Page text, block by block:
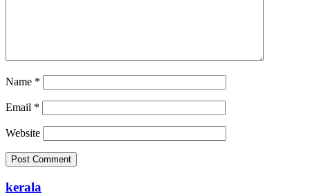
Name *
Email *
Website
kerala